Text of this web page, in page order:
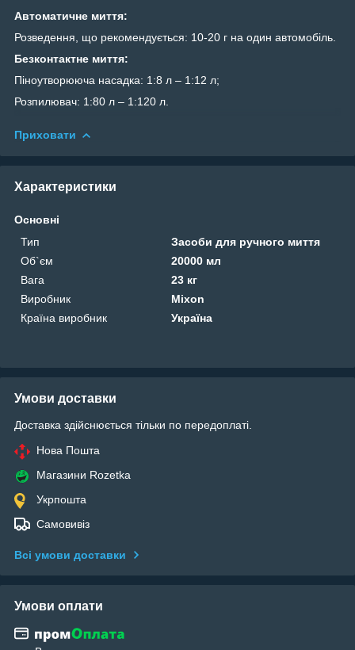
Автоматичне миття:
Розведення, що рекомендується: 10-20 г на один автомобіль.
Безконтактне миття:
Піноутворююча насадка: 1:8 л – 1:12 л;
Розпилювач: 1:80 л – 1:120 л.
Приховати
Характеристики
Основні
Тип
Засоби для ручного миття
Об`єм
20000 мл
Вага
23 кг
Виробник
Mixon
Країна виробник
Україна
Умови доставки
Доставка здійснюється тільки по передоплаті.
Нова Пошта
Магазини Rozetka
Укрпошта
Самовивіз
Всі умови доставки
Умови оплати